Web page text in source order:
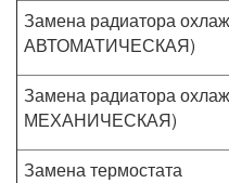
Замена радиатора
АВТОМАТИЧЕСКАЯ)
Замена радиатора
МЕХАНИЧЕСКАЯ)
Замена термостата